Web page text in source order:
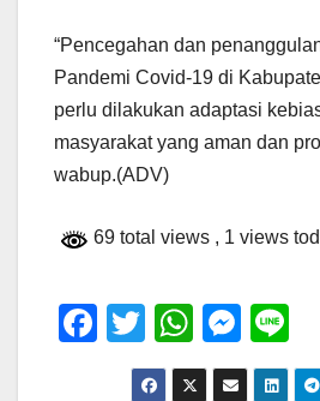
“Pencegahan dan
Pandemi Covid-19 di
perlu dilakukan adaptasi
masyarakat yang aman dan
wabup.(ADV)
69 total views , 1 views
F
T
wi
W
h
M
e
n